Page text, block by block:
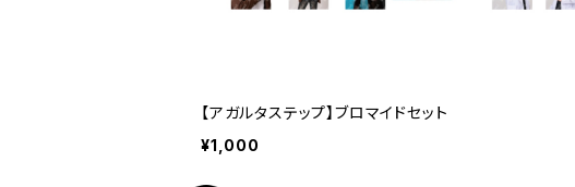
【アガルタステップ】ブロマイドセット
¥1,000